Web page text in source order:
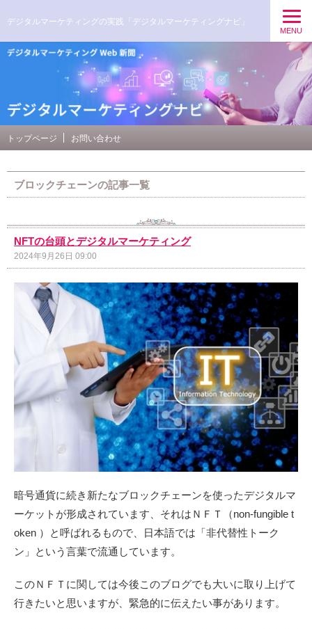
デジタルマーケティングの実践「デジタルマーケティングナビ」
MENU
トップページ お問い合わせ
ブロックチェーンの記事一覧
NFTの台頭とデジタルマーケティング
2024年9月26日 09:00
暗号通貨に続き新たなブロックチェーンを使ったデジタルマ
ーケットが形成されています、それはＮＦＴ（non-fungible t
oken ）と呼ばれるもので、日本語では「非代替性トーク
ン」という言葉で流通しています。
このＮＦＴに関しては今後このブログでも大いに取り上げて
行きたいと思いますが、緊急的に伝えたい事があります。